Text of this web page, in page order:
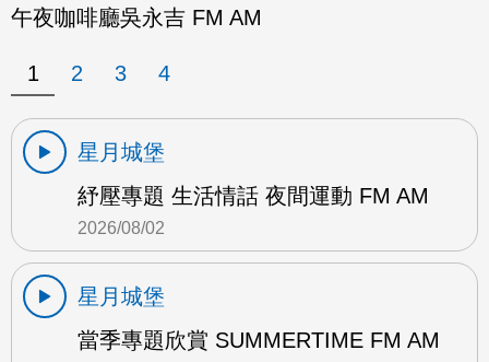
午夜咖啡廳吳永吉 FM AM
1 2 3 4
星月城堡
紓壓專題 生活情話 夜間運動 FM AM
2026/08/02
星月城堡
當季專題欣賞 SUMMERTIME FM AM